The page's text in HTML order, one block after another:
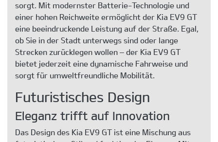
sorgt. Mit modernster Batterie-Technologie und
einer hohen Reichweite ermöglicht der Kia EV9 GT
eine beeindruckende Leistung auf der Straße. Egal,
ob Sie in der Stadt unterwegs sind oder lange
Strecken zurücklegen wollen – der Kia EV9 GT
bietet jederzeit eine dynamische Fahrweise und
sorgt für umweltfreundliche Mobilität.
Futuristisches Design
Eleganz trifft auf Innovation
Das Design des Kia EV9 GT ist eine Mischung aus